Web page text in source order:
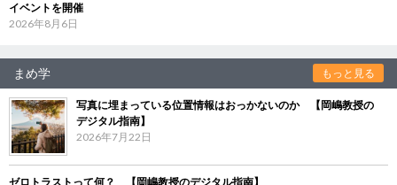
イベントを開催
2026年8月6日
まめ学 もっと見る
写真に埋まっている位置情報はおっかないのか 【岡嶋教授の
デジタル指南】
2026年7月22日
ゼロトラストって何？ 【岡嶋教授のデジタル指南】